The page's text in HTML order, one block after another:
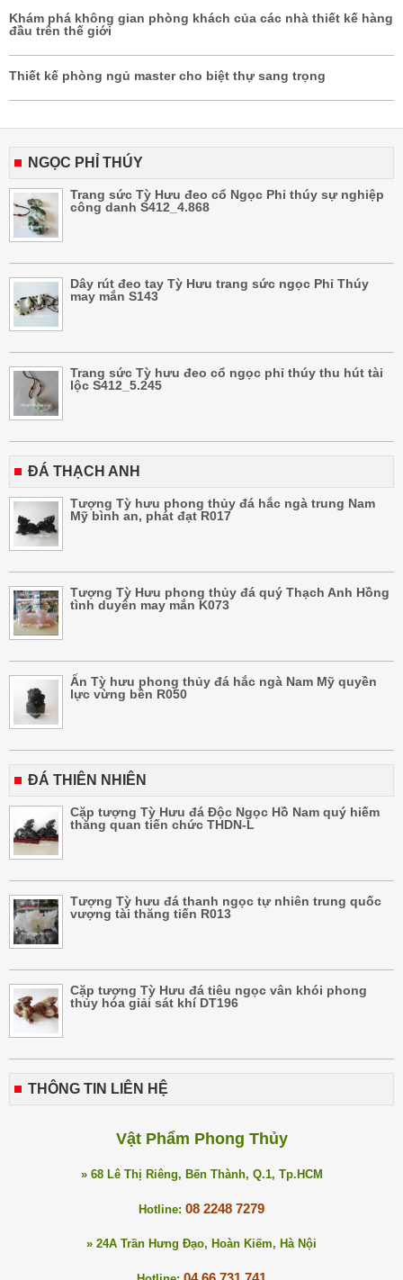
Khám phá không gian phòng khách của các nhà thiết kế hàng
đầu trên thế giới
Thiết kế phòng ngủ master cho biệt thự sang trọng
NGỌC PHỈ THÚY
Trang sức Tỳ Hưu đeo cổ Ngọc Phỉ thúy sự nghiệp
công danh S412_4.868
Dây rút đeo tay Tỳ Hưu trang sức ngọc Phỉ Thúy
may mắn S143
Trang sức Tỳ hưu đeo cổ ngọc phỉ thúy thu hút tài
lộc S412_5.245
ĐÁ THẠCH ANH
Tượng Tỳ hưu phong thủy đá hắc ngà trung Nam
Mỹ bình an, phát đạt R017
Tượng Tỳ Hưu phong thủy đá quý Thạch Anh Hồng
tình duyên may mắn K073
Ấn Tỳ hưu phong thủy đá hắc ngà Nam Mỹ quyền
lực vừng bền R050
ĐÁ THIÊN NHIÊN
Cặp tượng Tỳ Hưu đá Độc Ngọc Hồ Nam quý hiếm
thăng quan tiến chức THDN-L
Tượng Tỳ hưu đá thanh ngọc tự nhiên trung quốc
vượng tài thăng tiến R013
Cặp tượng Tỳ Hưu đá tiêu ngọc vân khói phong
thủy hóa giải sát khí DT196
THÔNG TIN LIÊN HỆ
Vật Phẩm Phong Thủy
» 68 Lê Thị Riêng, Bến Thành, Q.1, Tp.HCM
Hotline: 08 2248 7279
» 24A Trần Hưng Đạo, Hoàn Kiếm, Hà Nội